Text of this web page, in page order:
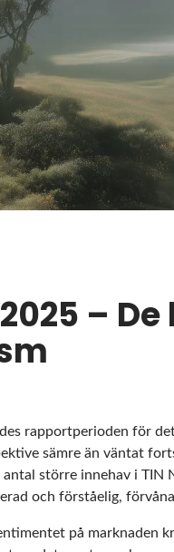
–
rapportperioden för
sämre än väntat
större innehav i TIN
och förståelig,
på marknaden